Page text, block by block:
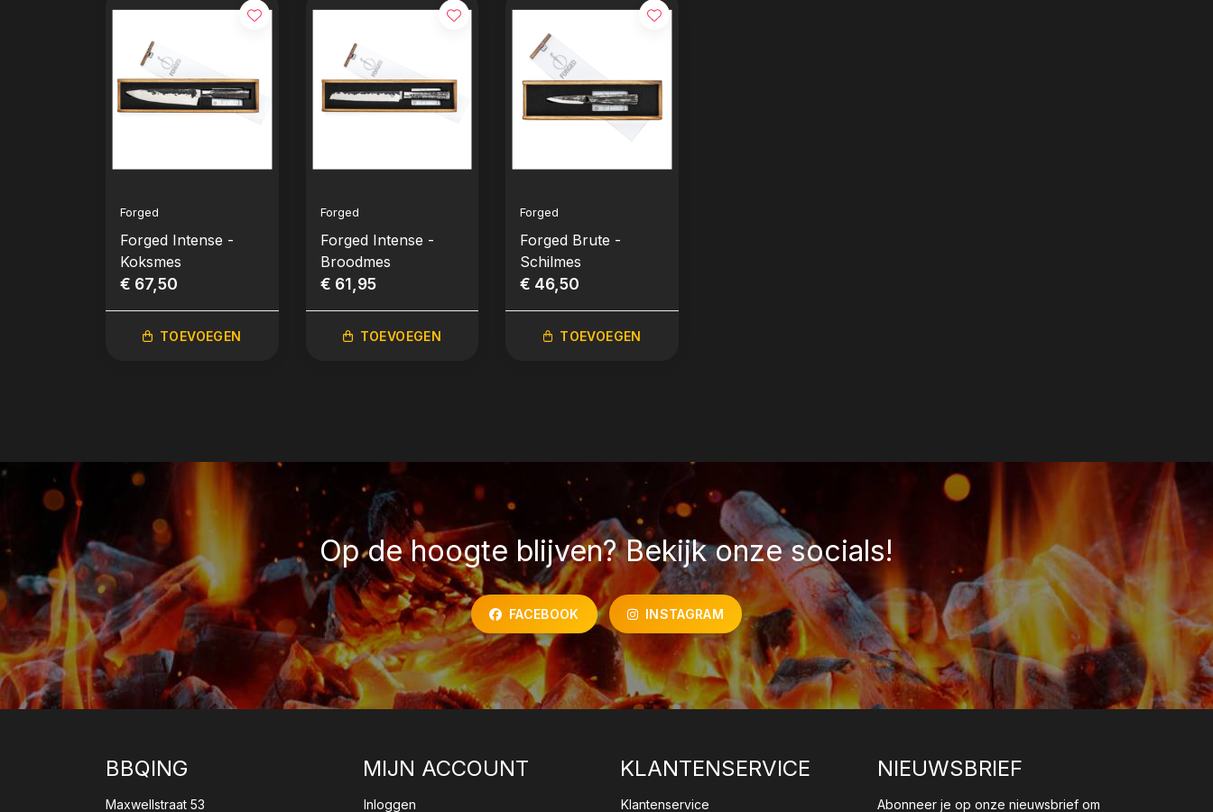
Forged
Forged Intense -
Koksmes
€ 67,50
TOEVOEGEN
Forged
Forged Intense -
Broodmes
€ 61,95
TOEVOEGEN
Forged
Forged Brute -
Schilmes
€ 46,50
TOEVOEGEN
Op de hoogte blijven? Bekijk onze socials!
FACEBOOK INSTAGRAM
BBQING
Maxwellstraat 53
MIJN ACCOUNT
Inloggen
KLANTENSERVICE
Klantenservice
NIEUWSBRIEF
Abonneer je op onze nieuwsbrief om